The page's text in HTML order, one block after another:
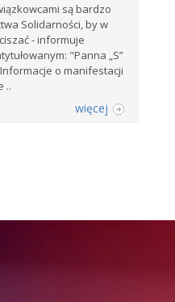
są bardzo
Solidarności, by w
- informuje
"Panna „S”
o manifestacji
..
więcej